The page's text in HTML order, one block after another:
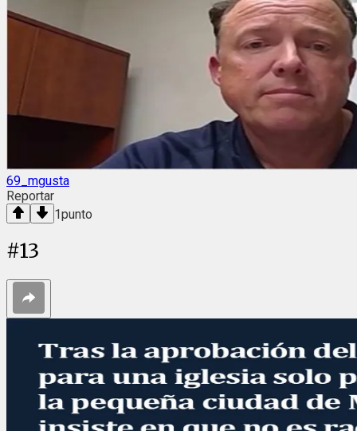
69_mgusta
Reportar
1punto
#13